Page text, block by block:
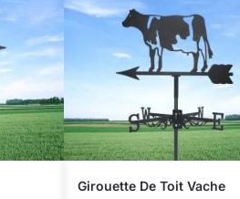
Girouette De Toit Vache